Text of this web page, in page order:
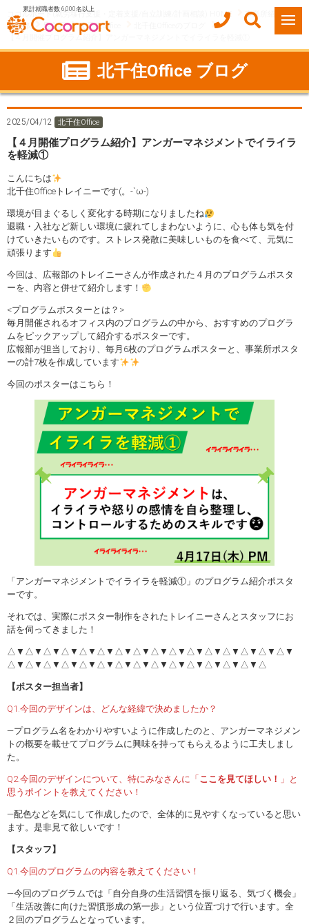
累計就職者数 6,000名以上
ココルポート(就労移行支援・定着支援/自立訓練/計画相談) HOME
事業所紹介
東京都
足立区 北千住Office
【４月開催プログラム紹介】アンガーマネジメントでイライラを軽減①
北千住Office ブログ
2025/04/12 北千住Office
【４月開催プログラム紹介】アンガーマネジメントでイライラ
を軽減①
こんにちは
北千住Officeトレイニーです(。-`ω-)
環境が目まぐるしく変化する時期になりましたね
退職・入社など新しい環境に疲れてしまわないように、心も体も気を付
けていきたいものです。ストレス発散に美味しいものを食べて、元気に
頑張ります
今回は、広報部のトレイニーさんが作成された４月のプログラムポスタ
ーを、内容と併せて紹介します！
<プログラムポスターとは？>
毎月開催されるオフィス内のプログラムの中から、おすすめのプログラ
ムをピックアップして紹介するポスターです。
広報部が担当しており、毎月6枚のプログラムポスターと、事業所ポスタ
ーの計7枚を作成しています
今回のポスターはこちら！
「アンガーマネジメントでイライラを軽減①」のプログラム紹介ポスタ
ーです。
それでは、実際にポスター制作をされたトレイニーさんとスタッフにお
話を伺ってきました！
△▼△▼△▼△▼△▼△▼△▼△▼△▼△▼△▼△▼△▼△▼△▼△▼
△▼△▼△▼△▼△▼△▼△▼△▼△▼△▼△▼△▼△▼△▼△
【ポスター担当者】
Q1.今回のデザインは、どんな経緯で決めましたか？
―プログラム名をわかりやすいように作成したのと、アンガーマネジメン
トの概要を載せてプログラムに興味を持ってもらえるように工夫しまし
た。
Q2.今回のデザインについて、特にみなさんに「 ここを見てほしい！ 」と
思うポイントを教えてください！
―配色などを気にして作成したので、全体的に見やすくなっていると思い
ます。是非見て欲しいです！
【スタッフ】
Q1.今回のプログラムの内容を教えてください！
―今回のプログラムでは「自分自身の生活習慣を振り返る、気づく機会」
「生活改善に向けた習慣形成の第一歩」という位置づけで行います。全
２回のプログラムとなっています。